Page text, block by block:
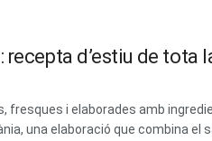
d’estiu de tota
fresques i elaborades amb
una elaboració que combina